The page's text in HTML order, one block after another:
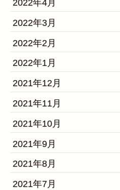
2022年4月
2022年3月
2022年2月
2022年1月
2021年12月
2021年11月
2021年10月
2021年9月
2021年8月
2021年7月